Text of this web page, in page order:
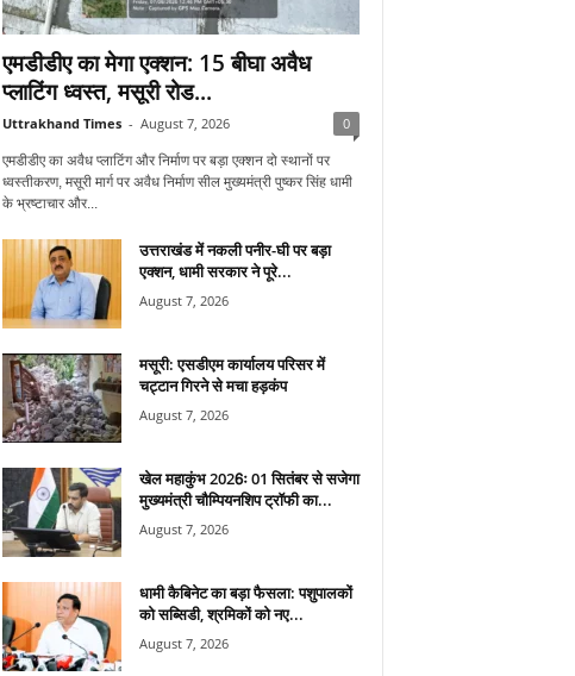
एमडीडीए का मेगा एक्शन: 15 बीघा अवैध
प्लाटिंग ध्वस्त, मसूरी रोड...
Uttrakhand Times - August 7, 2026 0
एमडीडीए का अवैध प्लाटिंग और निर्माण पर बड़ा एक्शन दो स्थानों पर
ध्वस्तीकरण, मसूरी मार्ग पर अवैध निर्माण सील मुख्यमंत्री पुष्कर सिंह धामी
के भ्रष्टाचार और...
उत्तराखंड में नकली पनीर-घी पर बड़ा
एक्शन, धामी सरकार ने पूरे...
August 7, 2026
मसूरी: एसडीएम कार्यालय परिसर में
चट्टान गिरने से मचा हड़कंप
August 7, 2026
खेल महाकुंभ 2026ः 01 सितंबर से सजेगा
मुख्यमंत्री चौम्पियनशिप ट्रॉफी का...
August 7, 2026
धामी कैबिनेट का बड़ा फैसला: पशुपालकों
को सब्सिडी, श्रमिकों को नए...
August 7, 2026